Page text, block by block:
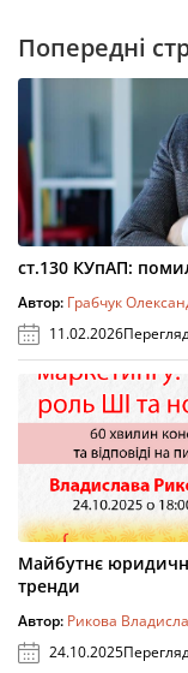
Попередні
ст.130 КУпАП:
Автор: Грабчук
11.02.2026
Майбутнє
тренди
Автор: Рикова
24.10.2025